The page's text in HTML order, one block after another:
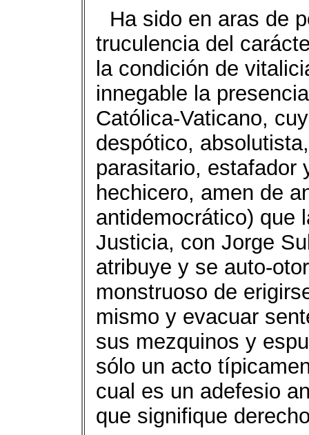
Ha sido en aras de
truculencia del
la condición de
innegable la
Católica-Vaticano,
despótico,
parasitario, estafador
hechicero, amen de
antidemocrático) que
Justicia, con Jorge
atribuye y se auto-
monstruoso de
mismo y evacuar
sus mezquinos y
sólo un acto
cual es un adefesio
que signifique